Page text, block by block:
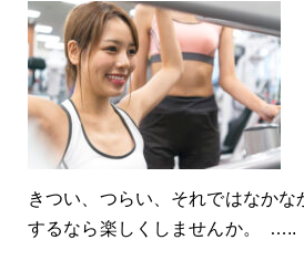
きつい、つらい、それではなか
するなら楽しくしませんか。 …..